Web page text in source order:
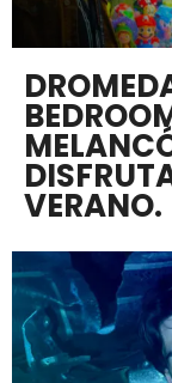
VERANO.